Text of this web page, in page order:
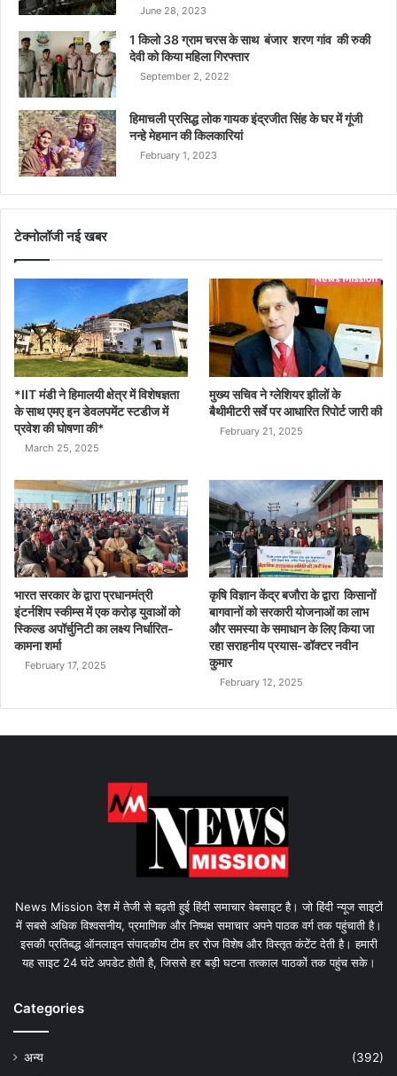
June 28, 2023
1 किलो 38 ग्राम चरस के साथ बंजार शरण गांव की रुकी
देवी को किया महिला गिरफ्तार
September 2, 2022
हिमाचली प्रसिद्ध लोक गायक इंद्रजीत सिंह के घर में गूंजी
नन्हे मेहमान की किलकारियां
February 1, 2023
टेक्नोलॉजी नई खबर
*IIT मंडी ने हिमालयी क्षेत्र में विशेषज्ञता
के साथ एमए इन डेवलपमेंट स्टडीज में
प्रवेश की घोषणा की*
March 25, 2025
मुख्य सचिव ने ग्लेशियर झीलों के
बैथीमीटरी सर्वे पर आधारित रिपोर्ट जारी की
February 21, 2025
भारत सरकार के द्वारा प्रधानमंत्री
इंटर्नशिप स्कीम्स में एक करोड़ युवाओं को
स्किल्ड अपॉर्चुनिटी का लक्ष्य निर्धारित-
कामना शर्मा
February 17, 2025
कृषि विज्ञान केंद्र बजौरा के द्वारा किसानों
बागवानों को सरकारी योजनाओं का लाभ
और समस्या के समाधान के लिए किया जा
रहा सराहनीय प्रयास-डॉक्टर नवीन
कुमार
February 12, 2025
News Mission देश में तेजी से बढ़ती हुई हिंदी समाचार वेबसाइट है। जो हिंदी न्यूज साइटों
में सबसे अधिक विश्वसनीय, प्रमाणिक और निष्पक्ष समाचार अपने पाठक वर्ग तक पहुंचाती है।
इसकी प्रतिबद्ध ऑनलाइन संपादकीय टीम हर रोज विशेष और विस्तृत कंटेंट देती है। हमारी
यह साइट 24 घंटे अपडेट होती है, जिससे हर बड़ी घटना तत्काल पाठकों तक पहुंच सके।
Categories
अन्य
(392)